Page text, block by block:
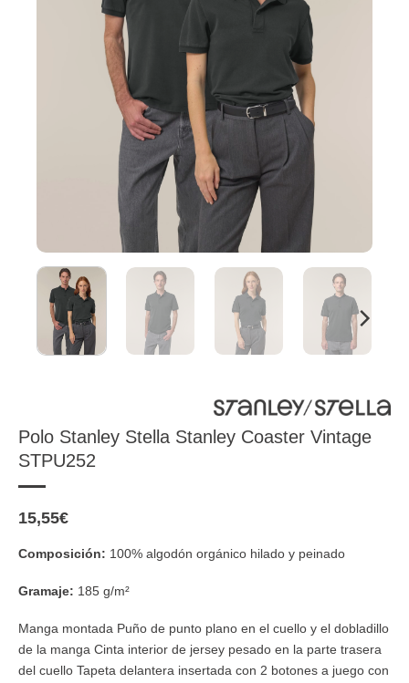
Polo Stanley Stella Stanley Coaster Vintage
STPU252
15,55€
Composición: 100% algodón orgánico hilado y peinado
Gramaje: 185 g/m²
Manga montada Puño de punto plano en el cuello y el dobladillo
de la manga Cinta interior de jersey pesado en la parte trasera
del cuello Tapeta delantera insertada con 2 botones a juego con